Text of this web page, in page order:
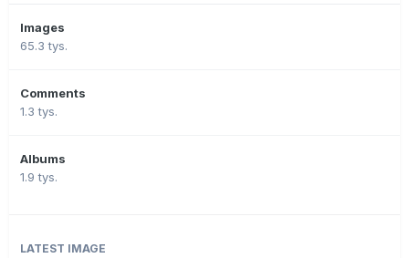
Images
65.3 tys.
Comments
1.3 tys.
Albums
1.9 tys.
LATEST IMAGE